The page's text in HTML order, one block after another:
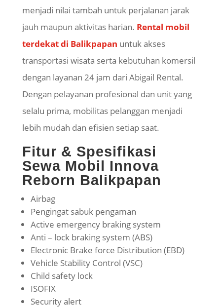
menjadi nilai tambah untuk perjalanan jarak
jauh maupun aktivitas harian. Rental mobil
terdekat di Balikpapan untuk akses
transportasi wisata serta kebutuhan komersil
dengan layanan 24 jam dari Abigail Rental.
Dengan pelayanan profesional dan unit yang
selalu prima, mobilitas pelanggan menjadi
lebih mudah dan efisien setiap saat.
Fitur & Spesifikasi
Sewa Mobil Innova
Reborn Balikpapan
Airbag
Pengingat sabuk pengaman
Active emergency braking system
Anti – lock braking system (ABS)
Electronic Brake force Distribution (EBD)
Vehicle Stability Control (VSC)
Child safety lock
ISOFIX
Security alert